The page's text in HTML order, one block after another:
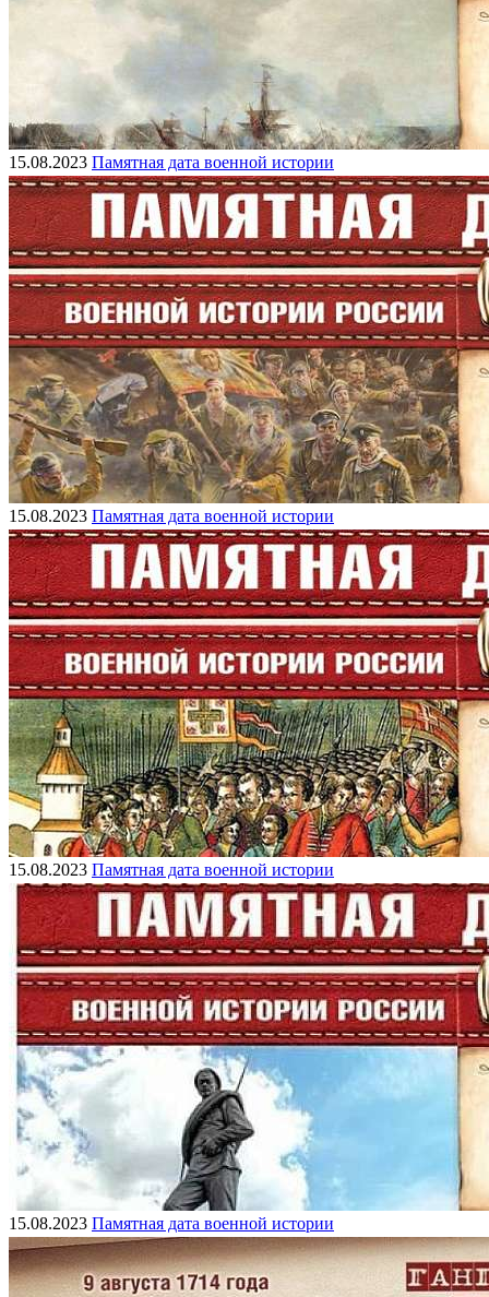
15.08.2023 Памятная дата военной истории
15.08.2023 Памятная дата военной истории
15.08.2023 Памятная дата военной истории
15.08.2023 Памятная дата военной истории